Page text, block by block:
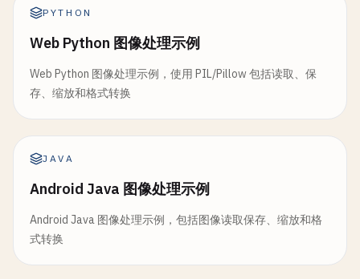
PYTHON
Web Python 图像处理示例
Web Python 图像处理示例，使用 PIL/Pillow 包括读取、保
存、缩放和格式转换
JAVA
Android Java 图像处理示例
Android Java 图像处理示例，包括图像读取保存、缩放和格
式转换